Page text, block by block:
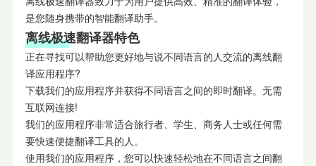
是您随身携带的智能翻译助手。
离线极速翻译器特色
正在寻找可以帮助您更好地与说不同语言的人交流的离线翻
译应用程序?
下载我们的应用程序并获得不同语言之间的即时翻译。无需
互联网连接!
我们的应用程序非常适合旅行者、学生、商务人士或任何需
要快速便捷翻译工具的人。
使用我们的应用程序，您可以快速轻松地在不同语言之间翻